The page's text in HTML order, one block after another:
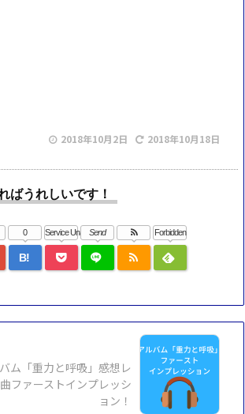
2018年10月2日 2018年10月18日
ばうれしいです！
B!
0 Service Una Send Forbidden
ム「重力と呼吸」感想レ
ファーストインプレッシ
ョン！